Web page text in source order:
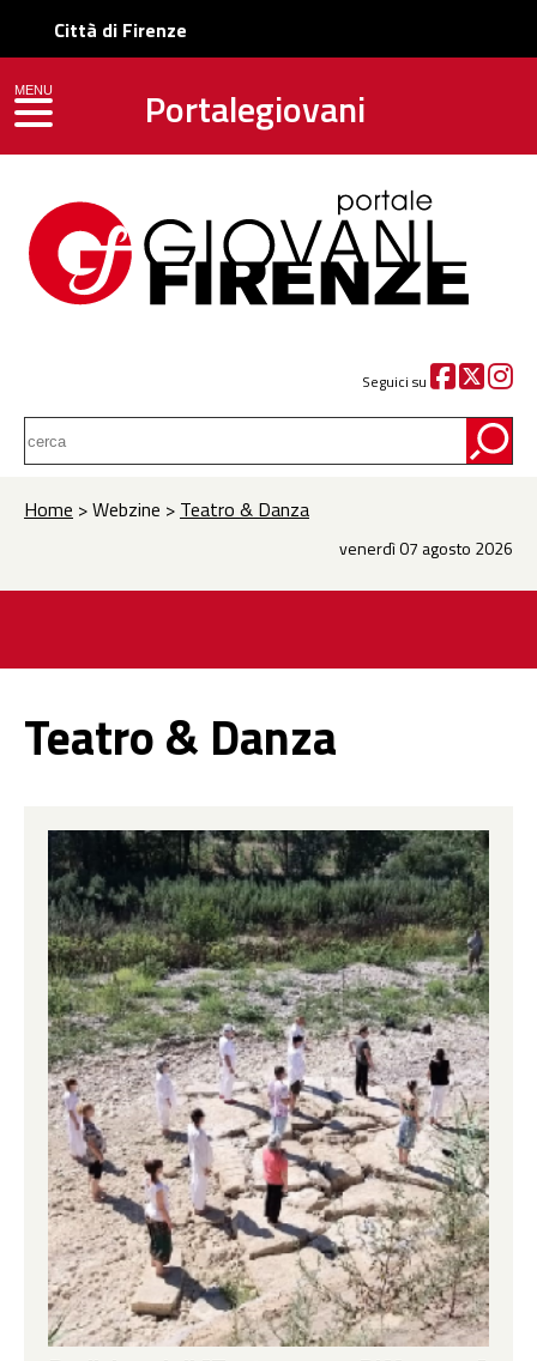
Città di Firenze
Portalegiovani
Seguici su
MENU
toggle navigation
Home > Webzine > Teatro & Danza
venerdì 07 agosto 2026
Teatro & Danza